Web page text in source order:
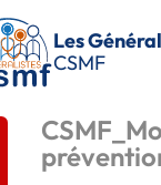
Les
CSMF